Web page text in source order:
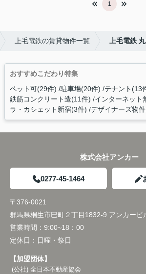
1
上毛電鉄の賃貸物件一覧 上毛電鉄
おすすめこだわり特集
ペット可(29件) 駐車場(20件) テナント(13
鉄筋コンクリート造(11件) インターネット
ラ・カシェット新宿(3件) デザイナーズ物
株式会社アンカー
0277-45-1464
〒376-0021
群馬県桐生市巴町２丁目1832-9 アンカービ
営業時間： 9:00~18：00
定休日： 日曜・祭日
【加盟団体】
(公社) 全日本不動産協会